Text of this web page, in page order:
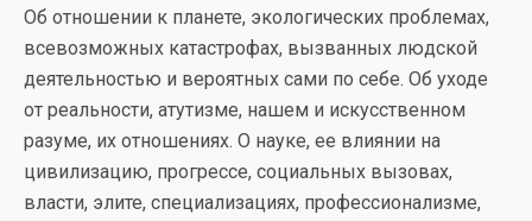
Об отношении к планете, экологических проблемах,
всевозможных катастрофах, вызванных людской
деятельностью и вероятных сами по себе. Об уходе
от реальности, атутизме, нашем и искусственном
разуме, их отношениях. О науке, ее влиянии на
цивилизацию, прогрессе, социальных вызовах,
власти, элите, специализациях, профессионализме,